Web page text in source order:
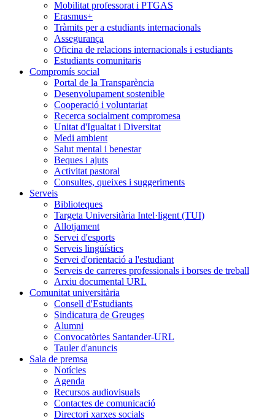
Mobilitat professorat i PTGAS
Erasmus+
Tràmits per a estudiants internacionals
Assegurança
Oficina de relacions internacionals i estudiants
Estudiants comunitaris
Compromís social
Portal de la Transparència
Desenvolupament sostenible
Cooperació i voluntariat
Recerca socialment compromesa
Unitat d'Igualtat i Diversitat
Medi ambient
Salut mental i benestar
Beques i ajuts
Activitat pastoral
Consultes, queixes i suggeriments
Serveis
Biblioteques
Targeta Universitària Intel·ligent (TUI)
Allotjament
Servei d'esports
Serveis lingüístics
Servei d'orientació a l'estudiant
Serveis de carreres professionals i borses de treball
Arxiu documental URL
Comunitat universitària
Consell d'Estudiants
Sindicatura de Greuges
Alumni
Convocatòries Santander-URL
Tauler d'anuncis
Sala de premsa
Notícies
Agenda
Recursos audiovisuals
Contactes de comunicació
Directori xarxes socials